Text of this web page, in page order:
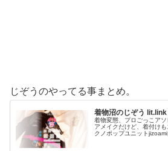
じぞうのやってる事まとめ。
着物沼のじぞう lit.link
着物変態、プロごっこア
アメイクだけど、着付け
クノポップユニット